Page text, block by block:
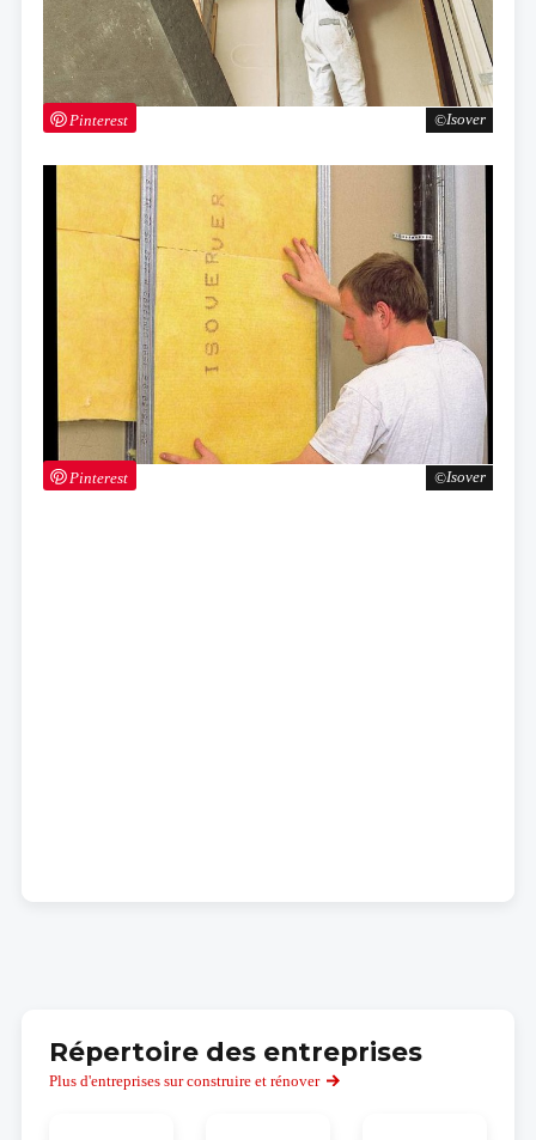
Isover
Pinterest
Isover
Pinterest
Répertoire des entreprises
Plus d'entreprises sur construire et rénover